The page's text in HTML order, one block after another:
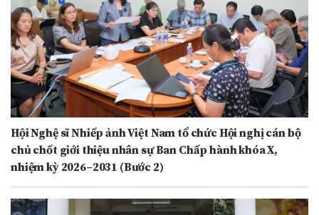
Hội Nghệ sĩ Nhiếp ảnh Việt Nam tổ chức Hội nghị cán bộ
chủ chốt giới thiệu nhân sự Ban Chấp hành khóa X,
nhiệm kỳ 2026–2031 (Bước 2)